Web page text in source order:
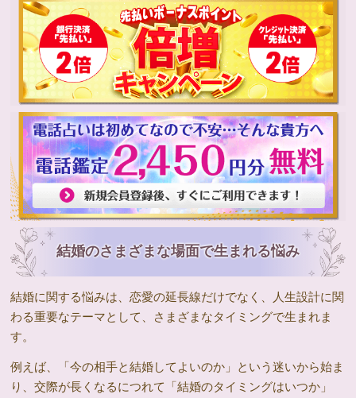
結婚のさまざまな場面で生まれる悩み
結婚に関する悩みは、恋愛の延長線だけでなく、人生設計に関
わる重要なテーマとして、さまざまなタイミングで生まれま
す。
例えば、「今の相手と結婚してよいのか」という迷いから始ま
り、交際が長くなるにつれて「結婚のタイミングはいつか」